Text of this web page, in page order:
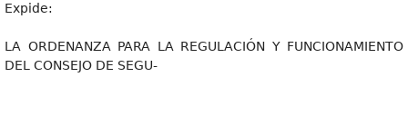
Expide:
LA ORDENANZA PARA LA REGULACIÓN Y FUNCIONAMIENTO
DEL CONSEJO DE SEGU-